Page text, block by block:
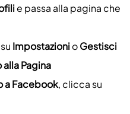
e passa alla pagina che
ImpostazionioGestisci
Pagina
a Facebook, clicca su